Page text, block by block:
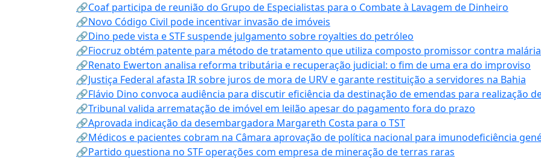
🔗Coaf participa de reunião do Grupo de Especialistas para o Combate à Lavagem de Dinheiro
🔗Novo Código Civil pode incentivar invasão de imóveis
🔗Dino pede vista e STF suspende julgamento sobre royalties do petróleo
🔗Fiocruz obtém patente para método de tratamento que utiliza composto promissor contra
🔗Renato Ewerton analisa reforma tributária e recuperação judicial: o fim de uma era do improviso
🔗Justiça Federal afasta IR sobre juros de mora de URV e garante restituição a servidores na Bahia
🔗Flávio Dino convoca audiência para discutir eficiência da destinação de emendas para realização
🔗Tribunal valida arrematação de imóvel em leilão apesar do pagamento fora do prazo
🔗Aprovada indicação da desembargadora Margareth Costa para o TST
🔗Médicos e pacientes cobram na Câmara aprovação de política nacional para imunodeficiência
🔗Partido questiona no STF operações com empresa de mineração de terras raras